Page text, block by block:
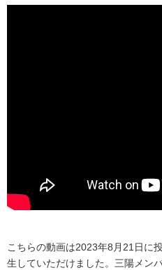
こちらの動画は2023年8月21日に
生していただけました。三陽メン